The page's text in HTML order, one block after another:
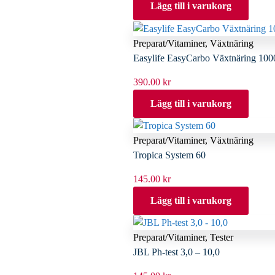
Lägg till i varukorg
Preparat/Vitaminer, Växtnäring
Easylife EasyCarbo Växtnäring
390.00 kr
Lägg till i varukorg
Preparat/Vitaminer, Växtnäring
Tropica System 60
145.00 kr
Lägg till i varukorg
Preparat/Vitaminer, Tester
JBL Ph-test 3,0 – 10,0